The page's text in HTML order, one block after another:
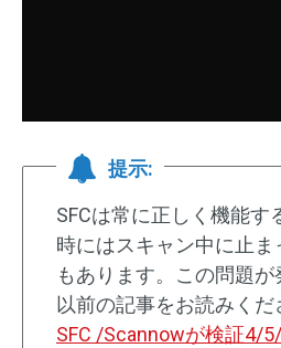
提示:
SFCは常に正しく機能す
時にはスキャン中に止ま
もあります。この問題が
以前の記事をお読みくだ
SFC /Scannowが検証4/